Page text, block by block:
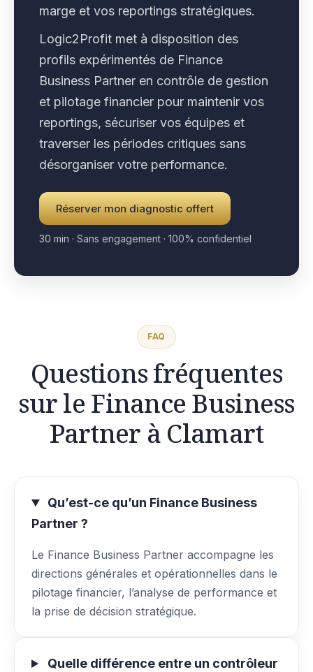
marge et vos reportings stratégiques.
Logic2Profit met à disposition des
profils expérimentés de Finance
Business Partner en contrôle de gestion
et pilotage financier pour maintenir vos
reportings, sécuriser vos équipes et
traverser les périodes critiques sans
désorganiser votre performance.
Réserver mon diagnostic offert
30 min · Sans engagement · 100% confidentiel
FAQ
Questions fréquentes
sur le Finance Business
Partner à Clamart
Qu’est-ce qu’un Finance Business
Partner ?
Le Finance Business Partner accompagne les
directions générales et opérationnelles dans le
pilotage financier, l’analyse de performance et
la prise de décision stratégique.
Quelle différence entre un contrôleur